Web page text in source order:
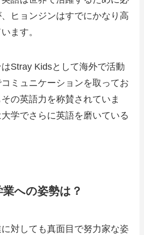
ヒョンジンはすでにかなり高
ます。
Stray Kidsとして海外で活動
ミュニケーションを取ってお
の英語力を称賛されていま
学でさらに英語を磨いている
への姿勢は？
対しても真面目で努力家な姿